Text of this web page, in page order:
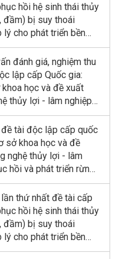
hồi hệ sinh thái thủy
đầm) bị suy thoái
cho phát triển bền
nhỏ tỉnh Ninh Bình”
đánh giá, nghiệm thu
lập cấp Quốc gia:
học và đề xuất
thủy lợi - lâm nghiệp
phát triển rừng ngập
quyển sông Hồng”
tài độc lập cấp quốc
sở khoa học và đề
nghệ thủy lợi - lâm
hồi và phát triển rừng
trữ sinh quyển sông
thứ nhất đề tài cấp
hồi hệ sinh thái thủy
đầm) bị suy thoái
cho phát triển bền
nhỏ tỉnh Ninh Bình”